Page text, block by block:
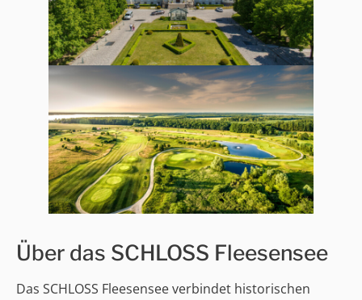
Über das SCHLOSS Fleesensee
Das SCHLOSS Fleesensee verbindet historischen